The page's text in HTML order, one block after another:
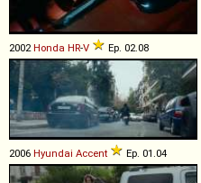
2002Honda HR-V Ep. 02.08
2006 Hyundai Accent Ep. 01.04